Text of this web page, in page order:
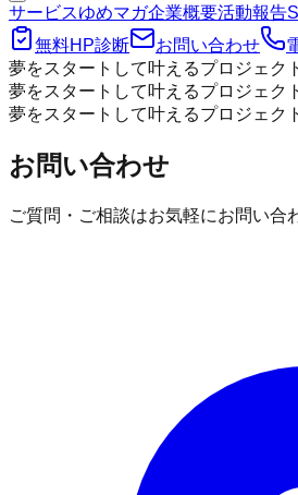
サービスゆめマガ企業概要活動報告
無料HP診断
お問い合わせ
夢をスタートして叶えるプロジェク
夢をスタートして叶えるプロジェク
夢をスタートして叶えるプロジェク
お問い合わせ
ご質問・ご相談はお気軽にお問い合